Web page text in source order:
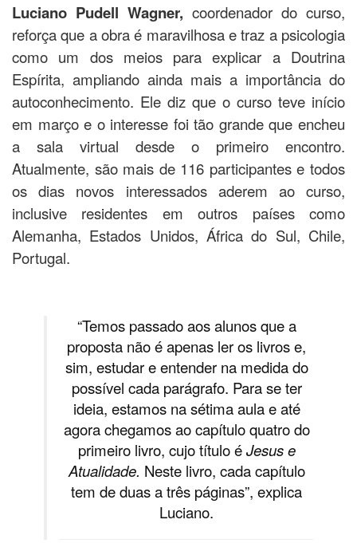
Luciano Pudell Wagner, coordenador do curso,
reforça que a obra é maravilhosa e traz a psicologia
como um dos meios para explicar a Doutrina
Espírita, ampliando ainda mais a importância do
autoconhecimento. Ele diz que o curso teve início
em março e o interesse foi tão grande que encheu
a sala virtual desde o primeiro encontro.
Atualmente, são mais de 116 participantes e todos
os dias novos interessados aderem ao curso,
inclusive residentes em outros países como
Alemanha, Estados Unidos, África do Sul, Chile,
Portugal.
“Temos passado aos alunos que a
proposta não é apenas ler os livros e,
sim, estudar e entender na medida do
possível cada parágrafo. Para se ter
ideia, estamos na sétima aula e até
agora chegamos ao capítulo quatro do
primeiro livro, cujo título éJesus e
Atualidade. Neste livro, cada capítulo
tem de duas a três páginas”, explica
Luciano.